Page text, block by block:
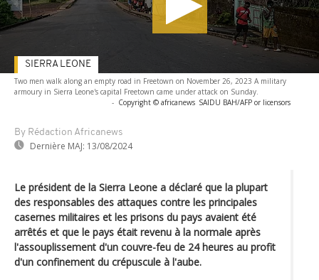
Two men walk along an empty road in Freetown on November 26, 2023 A military
armoury in Sierra Leone's capital Freetown came under attack on Sunday.
- Copyright © africanews SAIDU BAH/AFP or licensors
By Rédaction Africanews
Dernière MAJ: 13/08/2024
SIERRA LEONE
Le président de la Sierra Leone a déclaré que la plupart
des responsables des attaques contre les principales
casernes militaires et les prisons du pays avaient été
arrêtés et que le pays était revenu à la normale après
l'assouplissement d'un couvre-feu de 24 heures au profit
d'un confinement du crépuscule à l'aube.